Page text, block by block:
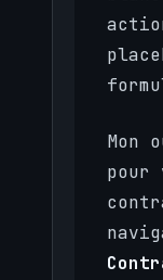
Mon